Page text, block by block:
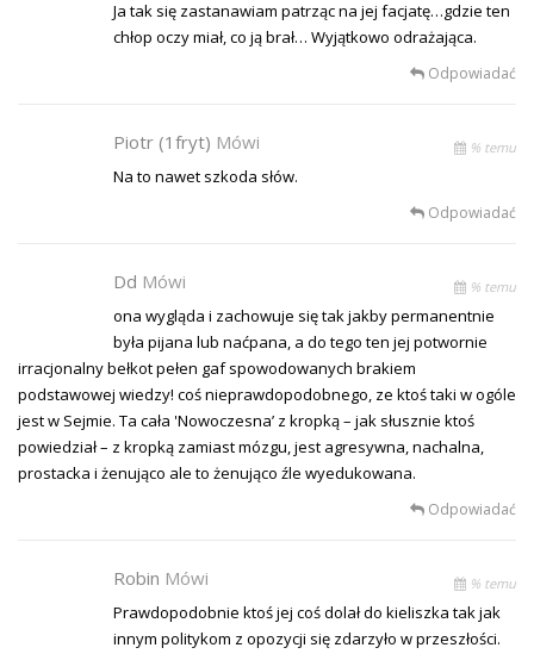
Ja tak się zastanawiam patrząc na jej facjatę…gdzie ten
chłop oczy miał, co ją brał… Wyjątkowo odrażająca.
Odpowiadać
Piotr (1fryt) Mówi % temu
Na to nawet szkoda słów.
Odpowiadać
Dd Mówi % temu
ona wygląda i zachowuje się tak jakby permanentnie
była pijana lub naćpana, a do tego ten jej potwornie
irracjonalny bełkot pełen gaf spowodowanych brakiem
podstawowej wiedzy! coś nieprawdopodobnego, ze ktoś taki w ogóle
jest w Sejmie. Ta cała 'Nowoczesna’ z kropką – jak słusznie ktoś
powiedział – z kropką zamiast mózgu, jest agresywna, nachalna,
prostacka i żenująco ale to żenująco źle wyedukowana.
Odpowiadać
Robin Mówi % temu
Prawdopodobnie ktoś jej coś dolał do kieliszka tak jak
innym politykom z opozycji się zdarzyło w przeszłości.